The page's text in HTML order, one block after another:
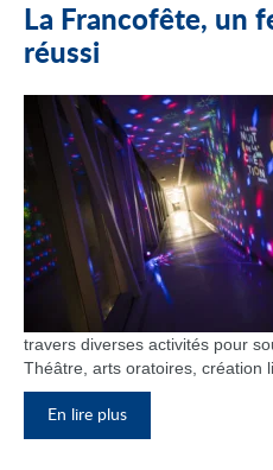
La Francofête, un
réussi
travers diverses activités pour
Théâtre, arts oratoires, création
En lire plus